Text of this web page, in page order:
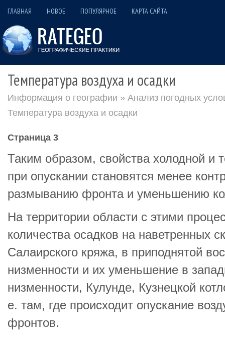
ГЛАВНАЯ НОВОЕ ПОПУЛЯРНОЕ КАРТА САЙТА
Температура воздуха и осадки
Информация о географии » Анализ погодных
Температура воздуха и осадки
Страница 3
Таким образом, свойства холодной и
при опускании становятся менее
размыванию фронта и уменьшению
На территории области с этими
количества осадков на наветренных
Салаирского кряжа, в приподнятой
низменности и их уменьшение в
низменности, Кулунде, Кузнецкой
е. там, где происходит опускание
фронтов.